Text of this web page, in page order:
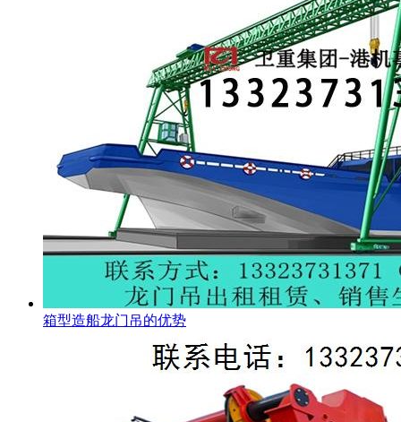
箱型造船龙门吊的优势